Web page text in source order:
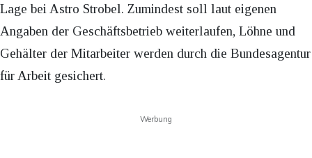
Lage bei Astro Strobel. Zumindest soll laut eigenen
Angaben der Geschäftsbetrieb weiterlaufen, Löhne und
Gehälter der Mitarbeiter werden durch die Bundesagentur
für Arbeit gesichert.
Werbung